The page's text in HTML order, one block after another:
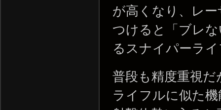
が高くなり、レ
つけると「ブレ
るスナイパーラ
普段も精度重視
ライフルに似た